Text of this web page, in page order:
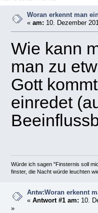
Woran erkennt man
«am: 10. Dezember
Wie kann
man zu
Gott
einredet
Würde ich sagen "Finsternis soll
finster, die Nacht würde leuchten
Antw:Woran erkennt
«Antwort #1 am: 10.
»